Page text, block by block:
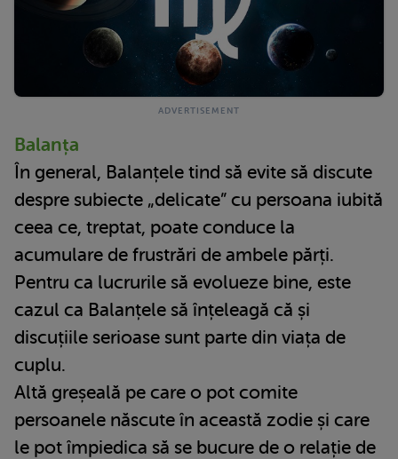
Balanța
În general, Balanțele tind să evite să discute
despre subiecte „delicate” cu persoana iubită
ceea ce, treptat, poate conduce la
acumulare de frustrări de ambele părți.
Pentru ca lucrurile să evolueze bine, este
cazul ca Balanțele să înțeleagă că și
discuțiile serioase sunt parte din viața de
cuplu.
Altă greșeală pe care o pot comite
persoanele născute în această zodie și care
le pot împiedica să se bucure de o relație de